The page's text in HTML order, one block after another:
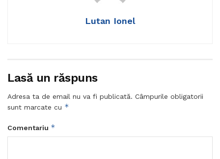
Lutan Ionel
Lasă un răspuns
Adresa ta de email nu va fi publicată. Câmpurile obligatorii
sunt marcate cu *
Comentariu *